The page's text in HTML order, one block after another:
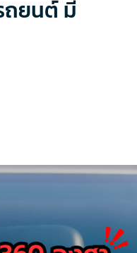
ถยนต์ มี